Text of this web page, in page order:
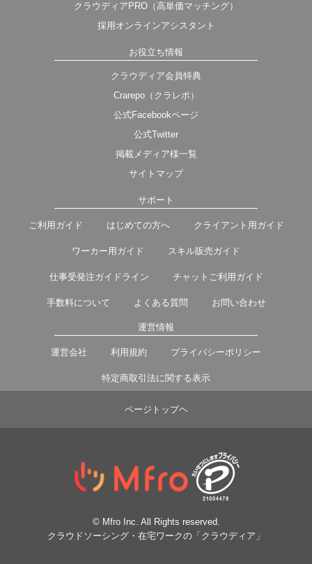
クラウディアPRO（高単価マッチング）
採用オンラインアシスタント
お役立ち情報
クラウディア会員特典
Crarepo（クラレポ）
公式Facebookページ
公式Twitter
掲載メディア様一覧
サイトマップ
サポート
ご利用ガイド はじめての方へ クライアント用ガイド
ワーカー用ガイド スキル販売ガイド
仕事受発注ガイドライン チャットご利用ガイド
手数料について よくある質問 お問い合わせ
運営情報
運営会社 利用規約 プライバシーポリシー
特定商取引法に関する表示
ページトップヘ
© Mfro Inc. All Rights reserved.
クラウドソーシング・在宅ワークの「クラウディア」